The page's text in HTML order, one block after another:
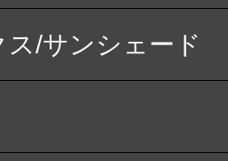
/サンシェード